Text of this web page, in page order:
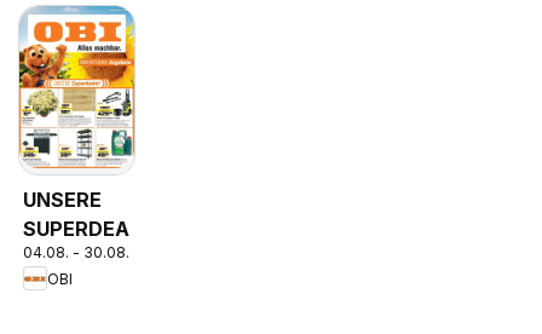
UNSERE
SUPERDEALS!
04.08. - 30.08.2026
OBI